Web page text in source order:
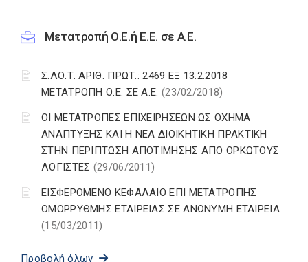
Μετατροπή Ο.Ε.ή Ε.Ε. σε Α.Ε.
Σ.ΛΟ.Τ. ΑΡΙΘ. ΠΡΩΤ.: 2469 ΕΞ 13.2.2018
ΜΕΤΑΤΡΟΠΗ Ο.Ε. ΣΕ Α.Ε. (23/02/2018)
ΟΙ ΜΕΤΑΤΡΟΠΕΣ ΕΠΙΧΕΙΡΗΣΕΩΝ ΩΣ ΟΧΗΜΑ
ΑΝΑΠΤΥΞΗΣ ΚΑΙ Η ΝΕΑ ΔIOIKHTIKH ΠΡΑΚΤΙΚΗ
ΣΤΗΝ ΠΕΡΙΠΤΩΣΗ ΑΠΟΤΙΜΗΣΗΣ ΑΠΟ ΟΡΚΩΤΟΥΣ
ΛΟΓΙΣΤΕΣ (29/06/2011)
ΕΙΣΦΕΡΟΜΕΝΟ ΚΕΦΑΛΑΙΟ ΕΠΙ ΜΕΤΑΤΡΟΠΗΣ
ΟΜΟΡΡΥΘΜΗΣ ΕΤΑΙΡΕΙΑΣ ΣΕ ΑΝΩΝΥΜΗ ΕΤΑΙΡΕΙΑ
(15/03/2011)
Προβολή όλων